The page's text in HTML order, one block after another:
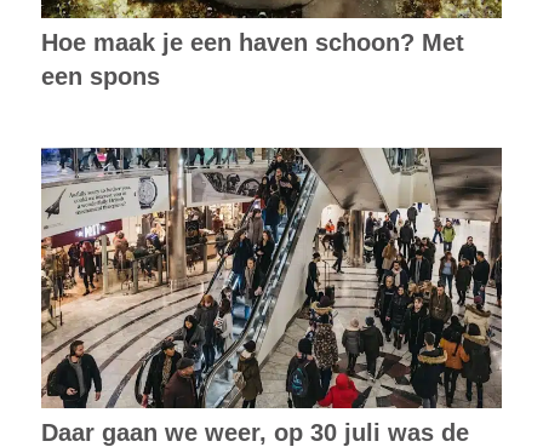
Hoe maak je een haven schoon? Met
een spons
Daar gaan we weer, op 30 juli was de